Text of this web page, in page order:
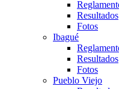
Resultados
Fotos
Ibagué
Resultados
Fotos
Pueblo Viejo